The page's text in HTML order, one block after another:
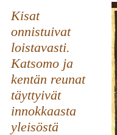
Kisat
onnistuivat
loistavasti.
Katsomo ja
kentän reunat
täyttyivät
innokkaasta
yleisöstä